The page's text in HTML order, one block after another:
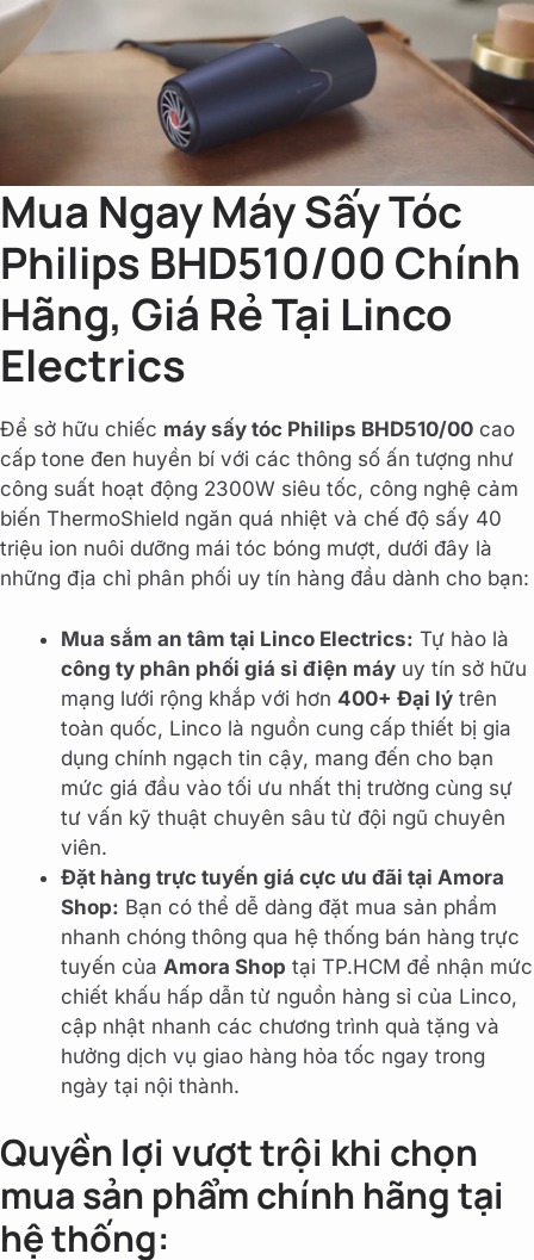
Mua Ngay Máy Sấy Tóc
Philips BHD510/00 Chính
Hãng, Giá Rẻ Tại Linco
Electrics
Để sở hữu chiếc máy sấy tóc Philips BHD510/00 cao
cấp tone đen huyền bí với các thông số ấn tượng như
công suất hoạt động 2300W siêu tốc, công nghệ cảm
biến ThermoShield ngăn quá nhiệt và chế độ sấy 40
triệu ion nuôi dưỡng mái tóc bóng mượt, dưới đây là
những địa chỉ phân phối uy tín hàng đầu dành cho bạn:
Mua sắm an tâm tại Linco Electrics: Tự hào là
công ty phân phối giá sỉ điện máy uy tín sở hữu
mạng lưới rộng khắp với hơn 400+ Đại lý trên
toàn quốc, Linco là nguồn cung cấp thiết bị gia
dụng chính ngạch tin cậy, mang đến cho bạn
mức giá đầu vào tối ưu nhất thị trường cùng sự
tư vấn kỹ thuật chuyên sâu từ đội ngũ chuyên
viên.
Đặt hàng trực tuyến giá cực ưu đãi tại Amora
Shop: Bạn có thể dễ dàng đặt mua sản phẩm
nhanh chóng thông qua hệ thống bán hàng trực
tuyến của Amora Shop tại TP.HCM để nhận mức
chiết khấu hấp dẫn từ nguồn hàng sỉ của Linco,
cập nhật nhanh các chương trình quà tặng và
hưởng dịch vụ giao hàng hỏa tốc ngay trong
ngày tại nội thành.
Quyền lợi vượt trội khi chọn
mua sản phẩm chính hãng tại
hệ thống: